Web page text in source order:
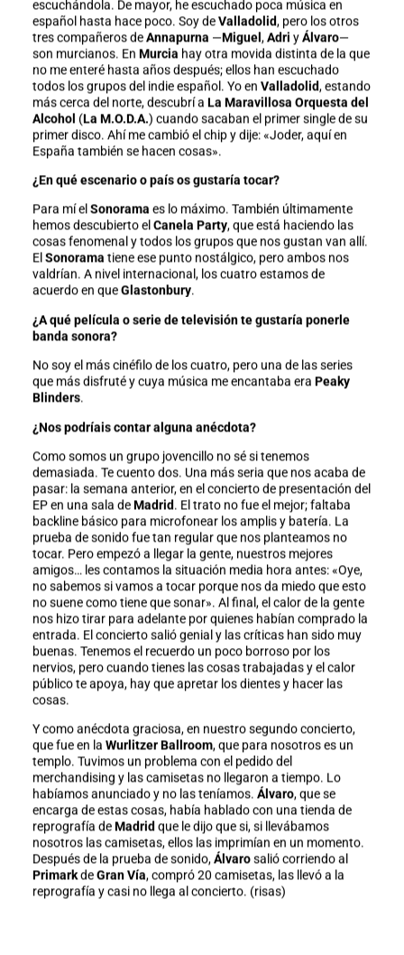
escuchándola. De mayor, he escuchado poca música en
español hasta hace poco. Soy deValladolid, pero los otros
tres compañeros deAnnapurna —Miguel, Adri yÁlvaro—
son murcianos. En Murcia hay otra movida distinta de la que
no me enteré hasta años después; ellos han escuchado
todos los grupos del indie español. Yo en Valladolid, estando
más cerca del norte, descubrí a La Maravillosa Orquesta del
Alcohol (La M.O.D.A.) cuando sacaban el primer single de su
primer disco. Ahí me cambió el chip y dije: «Joder, aquí en
España también se hacen cosas».
¿En qué escenario o país os gustaría tocar?
Para mí el Sonorama es lo máximo. También últimamente
hemos descubierto el Canela Party, que está haciendo las
cosas fenomenal y todos los grupos que nos gustan van allí.
El Sonorama tiene ese punto nostálgico, pero ambos nos
valdrían. A nivel internacional, los cuatro estamos de
acuerdo en queGlastonbury.
¿A qué película o serie de televisión te gustaría ponerle
banda sonora?
No soy el más cinéfilo de los cuatro, pero una de las series
que más disfruté y cuya música me encantaba era Peaky
Blinders.
¿Nos podríais contar alguna anécdota?
Como somos un grupo jovencillo no sé si tenemos
demasiada. Te cuento dos. Una más seria que nos acaba de
pasar: la semana anterior, en el concierto de presentación del
EP en una sala deMadrid. El trato no fue el mejor; faltaba
backline básico para microfonear los amplis y batería. La
prueba de sonido fue tan regular que nos planteamos no
tocar. Pero empezó a llegar la gente, nuestros mejores
amigos… les contamos la situación media hora antes: «Oye,
no sabemos si vamos a tocar porque nos da miedo que esto
no suene como tiene que sonar». Al final, el calor de la gente
nos hizo tirar para adelante por quienes habían comprado la
entrada. El concierto salió genial y las críticas han sido muy
buenas. Tenemos el recuerdo un poco borroso por los
nervios, pero cuando tienes las cosas trabajadas y el calor
público te apoya, hay que apretar los dientes y hacer las
cosas.
Y como anécdota graciosa, en nuestro segundo concierto,
que fue en la Wurlitzer Ballroom, que para nosotros es un
templo. Tuvimos un problema con el pedido del
merchandising y las camisetas no llegaron a tiempo. Lo
habíamos anunciado y no las teníamos. Álvaro, que se
encarga de estas cosas, había hablado con una tienda de
reprografía de Madrid que le dijo que si, si llevábamos
nosotros las camisetas, ellos las imprimían en un momento.
Después de la prueba de sonido, Álvarosalió corriendo al
PrimarkdeGran Vía, compró 20 camisetas, las llevó a la
reprografía y casi no llega al concierto. (risas)